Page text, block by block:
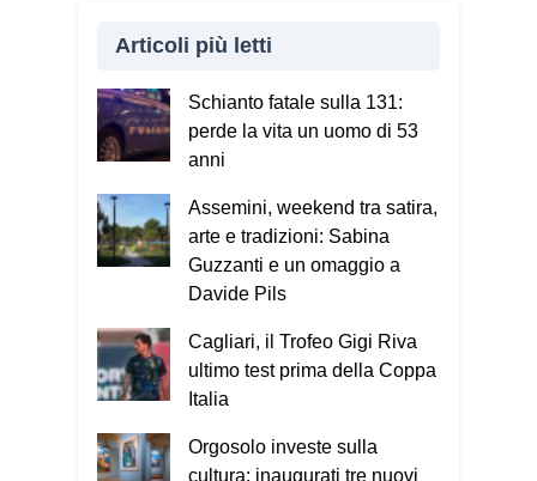
Articoli più letti
Schianto fatale sulla 131:
perde la vita un uomo di 53
anni
Assemini, weekend tra satira,
arte e tradizioni: Sabina
Guzzanti e un omaggio a
Davide Pils
Cagliari, il Trofeo Gigi Riva
ultimo test prima della Coppa
Italia
Orgosolo investe sulla
cultura: inaugurati tre nuovi